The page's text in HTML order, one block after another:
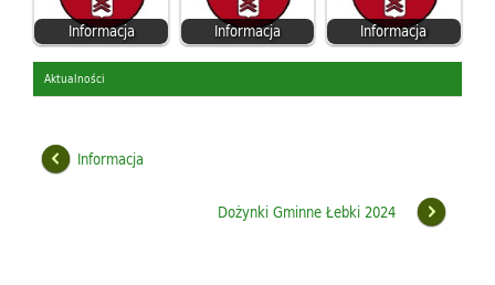
Informacja Informacja Informacja
Aktualności
Informacja
Dożynki Gminne Łebki 2024